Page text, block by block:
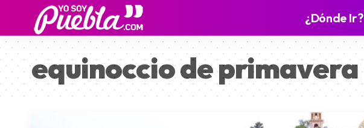
¿Dónde Ir?
equinoccio de primavera